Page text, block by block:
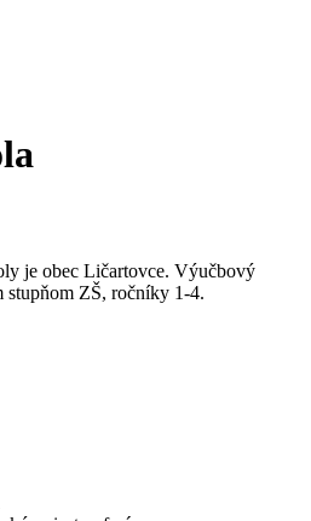
je obec Ličartovce. Výučbový
stupňom ZŠ, ročníky 1-4.